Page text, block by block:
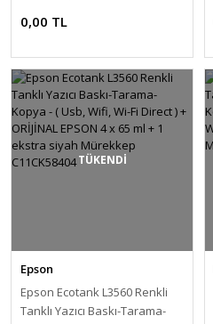
Wi-Fi Direct ) + Orijinal Epson 4
Mürekkep C11CK59404
0,00 TL
TÜKENDİ
Epson
Epson Ecotank L3560 Renkli
Tanklı Yazıcı Baskı-Tarama-